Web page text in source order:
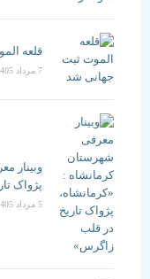
قلعه الموت
/ ۰ دیدگاه
وبینار معرفی
پژواک تاریخ
5 مرداد 1405 / ۰ دیدگاه